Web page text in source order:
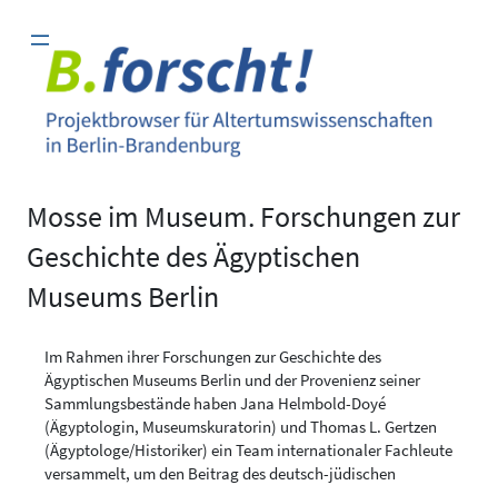
Inhalt
springen
Mosse im Museum. Forschungen zur
Geschichte des Ägyptischen
Museums Berlin
Im Rahmen ihrer Forschungen zur Geschichte des
Ägyptischen Museums Berlin und der Provenienz seiner
Sammlungsbestände haben Jana Helmbold-Doyé
(Ägyptologin, Museumskuratorin) und Thomas L. Gertzen
(Ägyptologe/Historiker) ein Team internationaler Fachleute
versammelt, um den Beitrag des deutsch-jüdischen